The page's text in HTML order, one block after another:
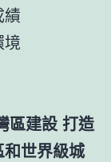
績
境
區建設 打造
世界級城